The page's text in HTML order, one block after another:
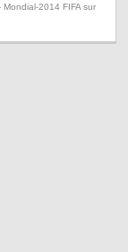
2014 FIFA sur